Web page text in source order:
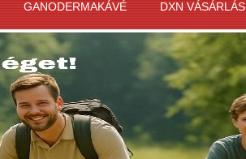
GANODERMAKÁVÉ DXN VÁSÁRLÁS